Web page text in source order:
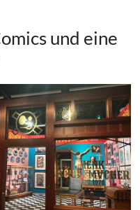
und eine